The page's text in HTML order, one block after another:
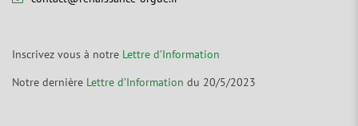
Inscrivez vous à notre Lettre d’Information
Notre dernière Lettre d’Information du 20/5/2023